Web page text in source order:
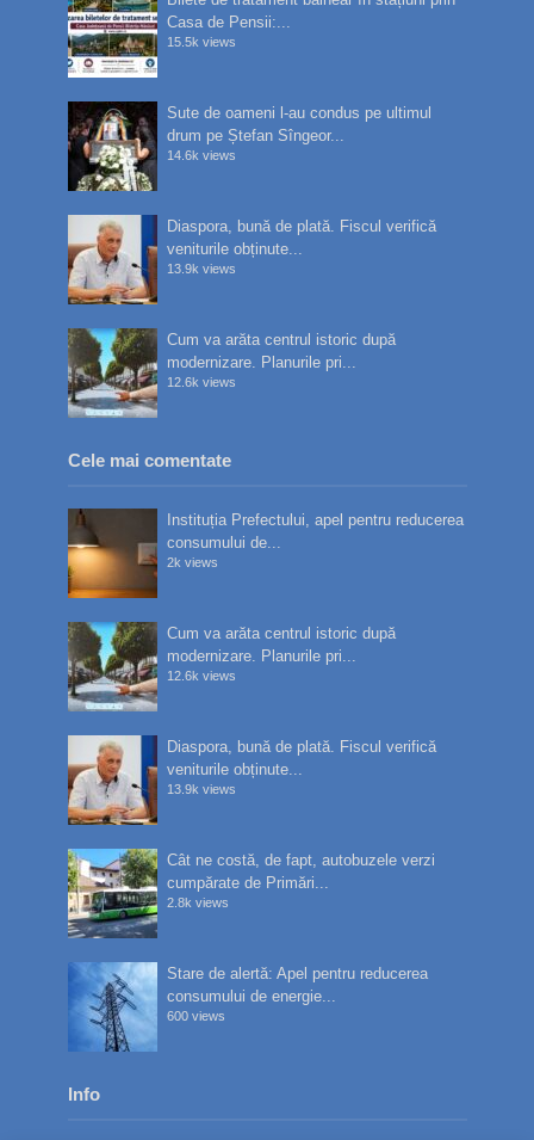
Casa de Pensii:...
15.5k views
Sute de oameni l-au condus pe ultimul
drum pe Ștefan Sîngeor...
14.6k views
Diaspora, bună de plată. Fiscul verifică
veniturile obținute...
13.9k views
Cum va arăta centrul istoric după
modernizare. Planurile pri...
12.6k views
Cele mai comentate
Instituția Prefectului, apel pentru reducerea
consumului de...
2k views
Cum va arăta centrul istoric după
modernizare. Planurile pri...
12.6k views
Diaspora, bună de plată. Fiscul verifică
veniturile obținute...
13.9k views
Cât ne costă, de fapt, autobuzele verzi
cumpărate de Primări...
2.8k views
Stare de alertă: Apel pentru reducerea
consumului de energie...
600 views
Info